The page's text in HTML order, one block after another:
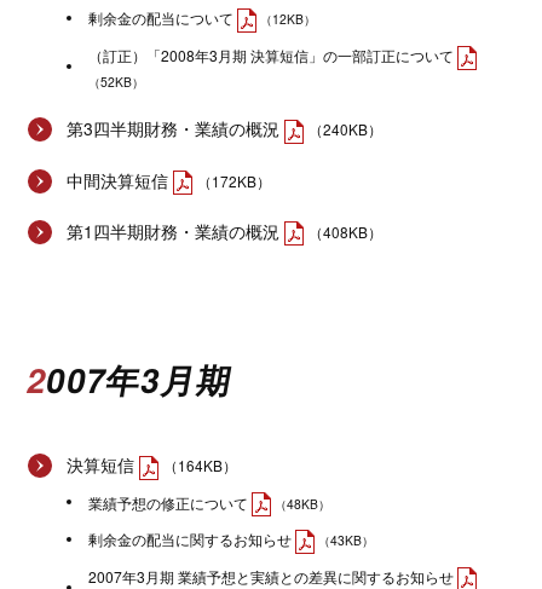
剰余金の配当について （12KB）
（訂正）「2008年3月期 決算短信」の一部訂正について
（52KB）
第3四半期財務・業績の概況 （240KB）
中間決算短信 （172KB）
第1四半期財務・業績の概況 （408KB）
2007年3月期
決算短信
（164KB）
業績予想の修正について
（48KB）
剰余金の配当に関するお知らせ （43KB）
2007年3月期 業績予想と実績との差異に関するお知らせ